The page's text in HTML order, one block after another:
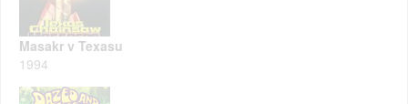
Masakr v Texasu
1994